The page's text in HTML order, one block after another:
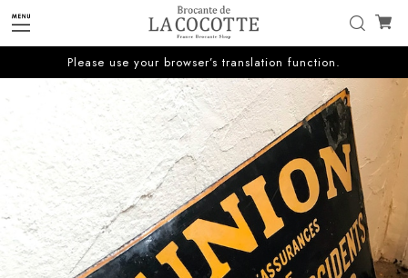
Please use your browser’s translation function.